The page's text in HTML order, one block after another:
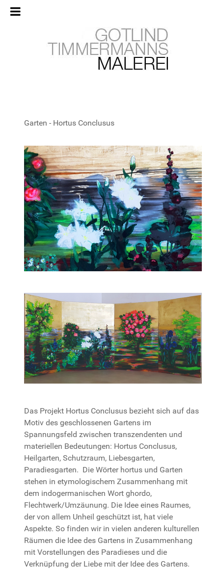
Garten - Hortus Conclusus
Das Projekt Hortus Conclusus bezieht sich auf das
Motiv des geschlossenen Gartens im
Spannungsfeld zwischen transzendenten und
materiellen Bedeutungen: Hortus Conclusus,
Heilgarten, Schutzraum, Liebesgarten,
Paradiesgarten. Die Wörter hortus und Garten
stehen in etymologischem Zusammenhang mit
dem indogermanischen Wort ghordo,
Flechtwerk/Umzäunung. Die Idee eines Raumes,
der von allem Unheil geschützt ist, hat viele
Aspekte. So finden wir in vielen anderen kulturellen
Räumen die Idee des Gartens in Zusammenhang
mit Vorstellungen des Paradieses und die
Verknüpfung der Liebe mit der Idee des Gartens.